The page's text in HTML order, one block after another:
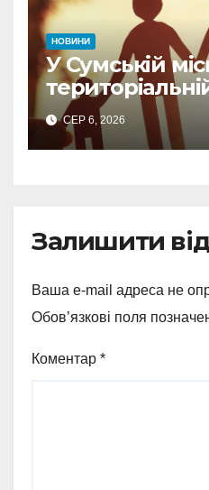
НОВИНИ
У Сумській
створили
родину
СЕР 6, 2026
Залишити
Ваша e-mail адреса не
Обов’язкові поля
Коментар *